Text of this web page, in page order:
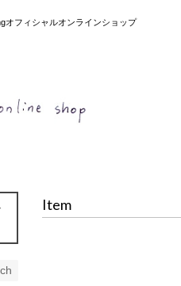
オフィシャルオンラインショップ
Item